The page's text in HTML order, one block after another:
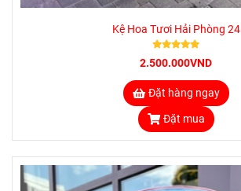
Kệ Hoa Tươi Hải Phòng 24
2.500.000VND
Đặt hàng ngay
Đặt mua